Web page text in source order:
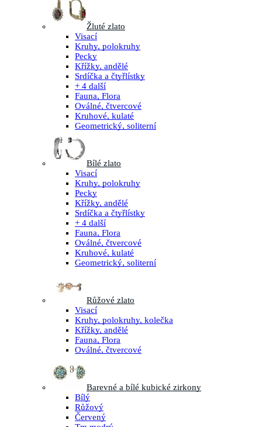
Žluté zlato
Visací
Kruhy, polokruhy
Pecky
Křížky, andělé
Srdíčka a čtyřlístky
+ 4 další
Fauna, Flora
Oválné, čtvercové
Kruhové, kulaté
Geometrický, soliterní
Bílé zlato
Visací
Kruhy, polokruhy
Pecky
Křížky, andělé
Srdíčka a čtyřlístky
+ 4 další
Fauna, Flora
Oválné, čtvercové
Kruhové, kulaté
Geometrický, soliterní
Růžové zlato
Visací
Kruhy, polokruhy, kolečka
Křížky, andělé
Fauna, Flora
Oválné, čtvercové
Barevné a bílé kubické zirkony
Bílý
Růžový
Červený